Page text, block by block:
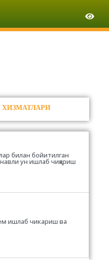
билан бойитилган
ун ишлаб чиқариш
ишлаб чикариш ва